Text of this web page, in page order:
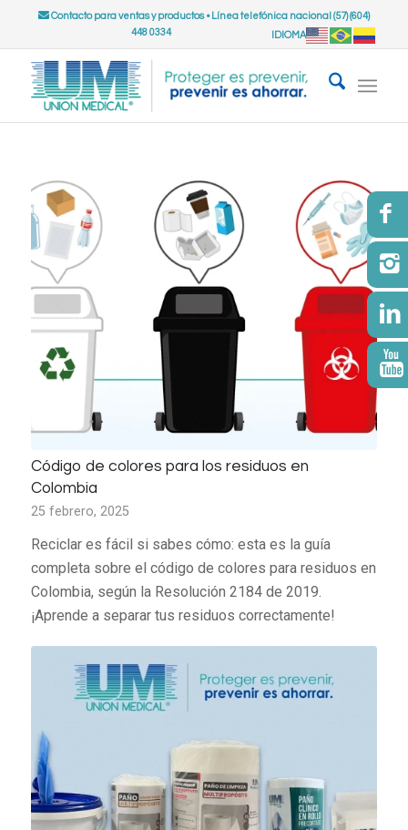
Contacto para ventas y productos• Línea telefónica nacional (57) (604)
448 0334
IDIOMA
Código de colores para los residuos en
Colombia
25 febrero, 2025
Reciclar es fácil si sabes cómo: esta es la guía
completa sobre el código de colores para residuos en
Colombia, según la Resolución 2184 de 2019.
¡Aprende a separar tus residuos correctamente!